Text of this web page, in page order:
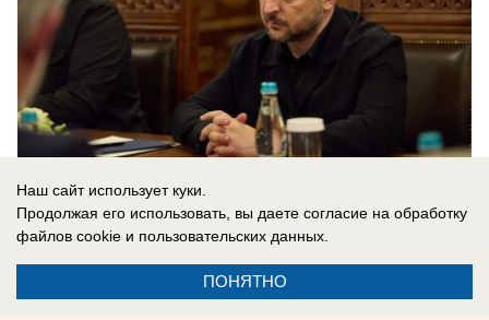
08.08.2026
Наш сайт использует куки.
Продолжая его использовать, вы даете согласие на обработку
файлов cookie и пользовательских данных.
ПОНЯТНО